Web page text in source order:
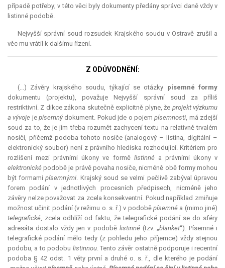
případě potřeby; v této věci byly dokumenty předány správci daně vždy v
listinné podobě.
Nejvyšší správní soud rozsudek Krajského soudu v Ostravě zrušil a
věc mu vrátil k dalšímu řízení.
Z ODŮVODNĚNÍ:
(...) Závěry krajského soudu, týkající se otázky písemné formy
dokumentu (projektu), považuje Nejvyšší správní soud za příliš
restriktivní. Z dikce zákona skutečně explicitně plyne, že projekt výzkumu
a vývoje jepísemný dokument. Pokud jde o pojempísemnosti, má zdejší
soud za to, že je jím třeba rozumět zachycení textu na relativně trvalém
nosiči, přičemž podoba tohoto nosiče (analogový – listina, digitální –
elektronický soubor) není z právního hlediska rozhodující. Kritériem pro
rozlišení mezi právními úkony ve formě listinné a právními úkony v
elektronicképodobě je právě povaha nosiče, nicméně obě formy mohou
být formamipísemnými. Krajský soud se velmi pečlivě zabýval úpravou
forem podání v jednotlivých procesních předpisech, nicméně jeho
závěry nelze považovat za zcela konsekventní. Pokud například zmiňuje
možnost učinit podání (v režimu o. s. ř.) v podoběpísemné a (mimo jiné)
telegrafické, zcela odhlíží od faktu, že telegrafické podání se do sféry
adresáta dostalo vždy jen v podobě listinné (tzv. „blanket“). Písemné i
telegrafické podání mělo tedy (z pohledu jeho příjemce) vždy stejnou
podobu, a to podobu listinnou. Tento závěr ostatně podporuje irecentní
podoba § 42 odst. 1 věty první a druhé o. s. ř., dle kterého je podání